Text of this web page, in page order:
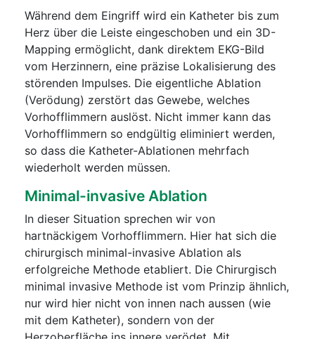
Während dem Eingriff wird ein Katheter bis zum
Herz über die Leiste eingeschoben und ein 3D-
Mapping ermöglicht, dank direktem EKG-Bild
vom Herzinnern, eine präzise Lokalisierung des
störenden Impulses. Die eigentliche Ablation
(Verödung) zerstört das Gewebe, welches
Vorhofflimmern auslöst. Nicht immer kann das
Vorhofflimmern so endgültig eliminiert werden,
so dass die Katheter-Ablationen mehrfach
wiederholt werden müssen.
Minimal-invasive Ablation
In dieser Situation sprechen wir von
hartnäckigem Vorhofflimmern. Hier hat sich die
chirurgisch minimal-invasive Ablation als
erfolgreiche Methode etabliert. Die Chirurgisch
minimal invasive Methode ist vom Prinzip ähnlich,
nur wird hier nicht von innen nach aussen (wie
mit dem Katheter), sondern von der